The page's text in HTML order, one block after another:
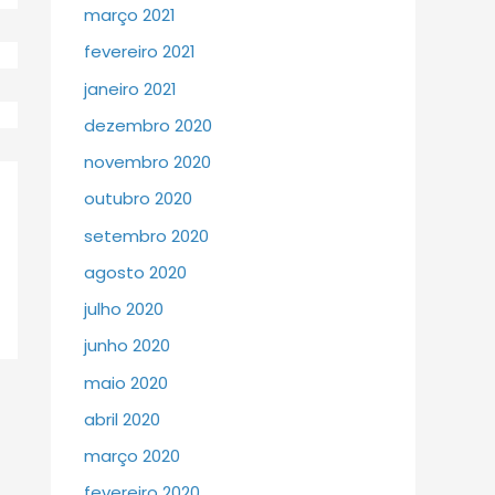
março 2021
fevereiro 2021
janeiro 2021
dezembro 2020
novembro 2020
outubro 2020
setembro 2020
agosto 2020
julho 2020
junho 2020
maio 2020
abril 2020
março 2020